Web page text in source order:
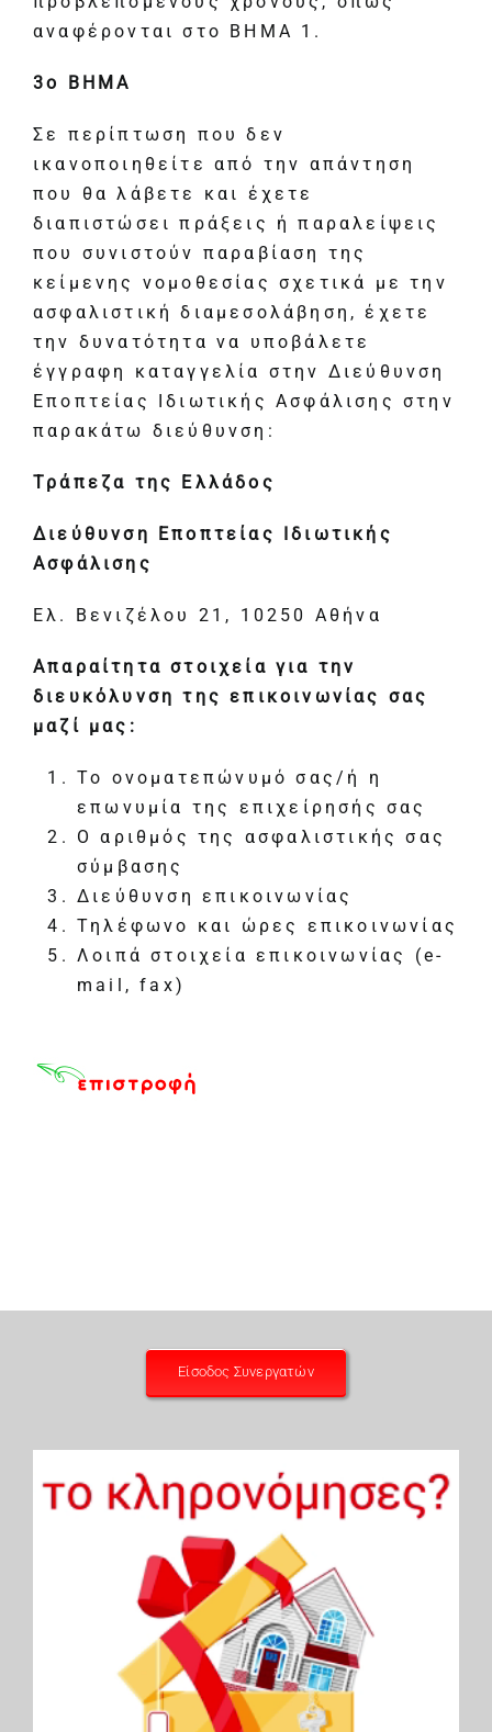
αναφέρονται στο ΒΗΜΑ 1.
3ο ΒΗΜΑ
Σε περίπτωση που δεν
ικανοποιηθείτε από την απάντηση
που θα λάβετε και έχετε
διαπιστώσει πράξεις ή παραλείψεις
που συνιστούν παραβίαση της
κείμενης νομοθεσίας σχετικά με την
ασφαλιστική διαμεσολάβηση, έχετε
την δυνατότητα να υποβάλετε
έγγραφη καταγγελία στην Διεύθυνση
Εποπτείας Ιδιωτικής Ασφάλισης στην
παρακάτω διεύθυνση:
Τράπεζα της Ελλάδος
Διεύθυνση Εποπτείας Ιδιωτικής
Ασφάλισης
Ελ. Βενιζέλου 21, 10250 Αθήνα
Απαραίτητα στοιχεία για την
διευκόλυνση της επικοινωνίας σας
μαζί μας:
Το ονοματεπώνυμό σας/ή η
επωνυμία της επιχείρησής σας
Ο αριθμός της ασφαλιστικής σας
σύμβασης
Διεύθυνση επικοινωνίας
Τηλέφωνο και ώρες επικοινωνίας
Λοιπά στοιχεία επικοινωνίας (e-
mail, fax)
Είσοδος Συνεργατών